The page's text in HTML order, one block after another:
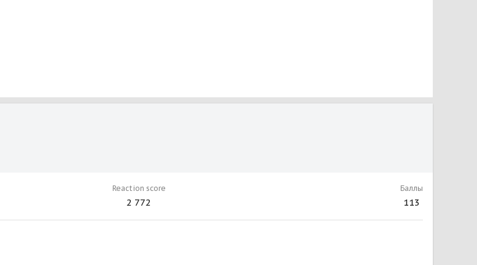
Reaction score
2 772
Баллы
113